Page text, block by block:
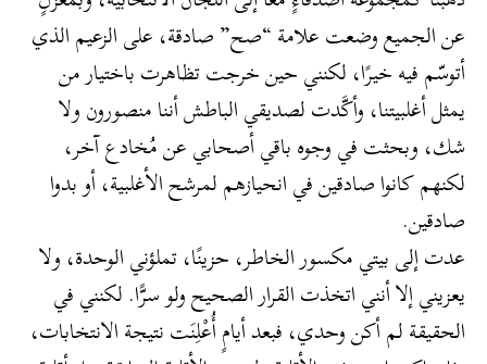
عن الجميع وضعت علامة “صح” صادقة، على الزعيم الذي
أتوسّم فيه خيرًا، لكنني حين خرجت تظاهرت باختيار من
يمثل أغلبيتنا، وأكَّدت لصديقي الباطش أننا منصورون ولا
شك، وبحثت في وجوه باقي أصحابي عن مُخادع آخر،
لكنهم كانوا صادقين في انحيازهم لمرشح الأغلبية، أو بدوا
صادقين.
عدت إلى بيتي مكسور الخاطر، حزينًا، تملؤني الوحدة، ولا
يعزيني إلا أنني اتخذت القرار الصحيح ولو سرًّا. لكنني في
الحقيقة لم أكن وحدي، فبعد أيامٍ أُعْلِنَت نتيجة الانتخابات،